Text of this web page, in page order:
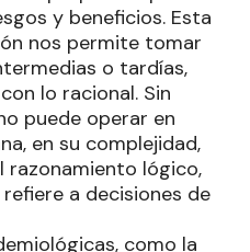
y beneficios. Esta
nos permite tomar
o tardías,
lo racional. Sin
puede operar en
en su complejidad,
razonamiento lógico,
a decisiones de
como la